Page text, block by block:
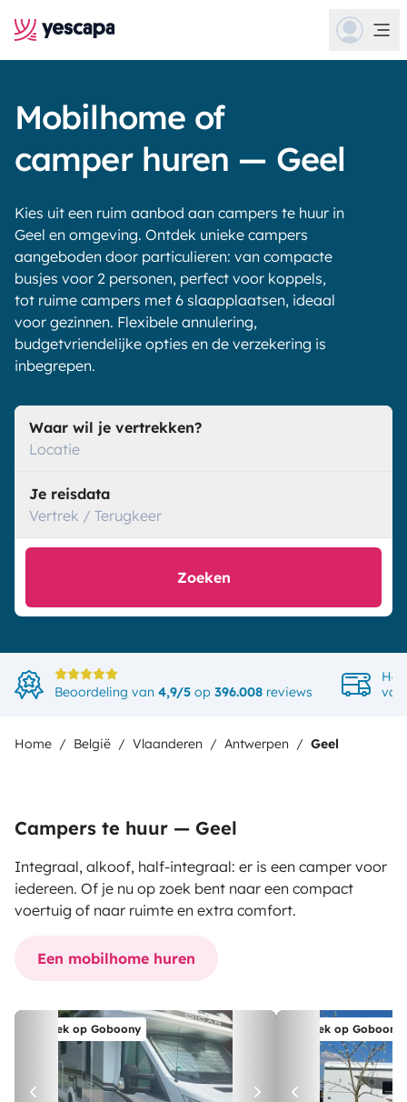
Mobilhome of
camper huren — Geel
Kies uit een ruim aanbod aan campers te huur in
Geel en omgeving. Ontdek unieke campers
aangeboden door particulieren: van compacte
busjes voor 2 personen, perfect voor koppels,
tot ruime campers met 6 slaapplaatsen, ideaal
voor gezinnen. Flexibele annulering,
budgetvriendelijke opties en de verzekering is
inbegrepen.
Waar wil je vertrekken?
Locatie
Je reisdata
Vertrek / Terugkeer
Zoeken
Beoordeling van 4,9/5 op 396.008 reviews
van
Home België Vlaanderen Antwerpen Geel
Campers te huur — Geel
Integraal, alkoof, half-integraal: er is een camper voor
iedereen. Of je nu op zoek bent naar een compact
voertuig of naar ruimte en extra comfort.
Een mobilhome huren
Boek op Goboony Boek op Goboony